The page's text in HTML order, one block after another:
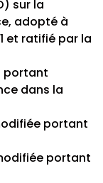
sur la
adopté à
et ratifié par la
portant
dans la
portant
portant